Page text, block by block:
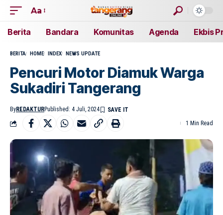
Aa
Berita Bandara Komunitas Agenda Ekbis
BERITA HOME INDEX NEWS UPDATE
Pencuri Motor Diamuk Warga
Sukadiri Tangerang
ByREDAKTURPublished: 4 Juli, 2024
1 Min Read